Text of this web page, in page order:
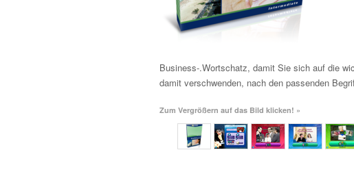
Business-.Wortschatz, damit Sie sich auf die
damit verschwenden, nach den passenden
Zum Vergrößern auf das Bild klicken! »